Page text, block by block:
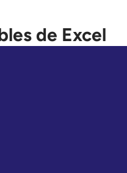
de Excel